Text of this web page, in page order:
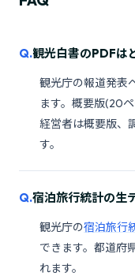
観光白書のPDFは
観光庁の報道発表
ます。概要版(20
経営者は概要版、
す。
宿泊旅行統計の生
観光庁の宿泊旅行
できます。都道府
れます。